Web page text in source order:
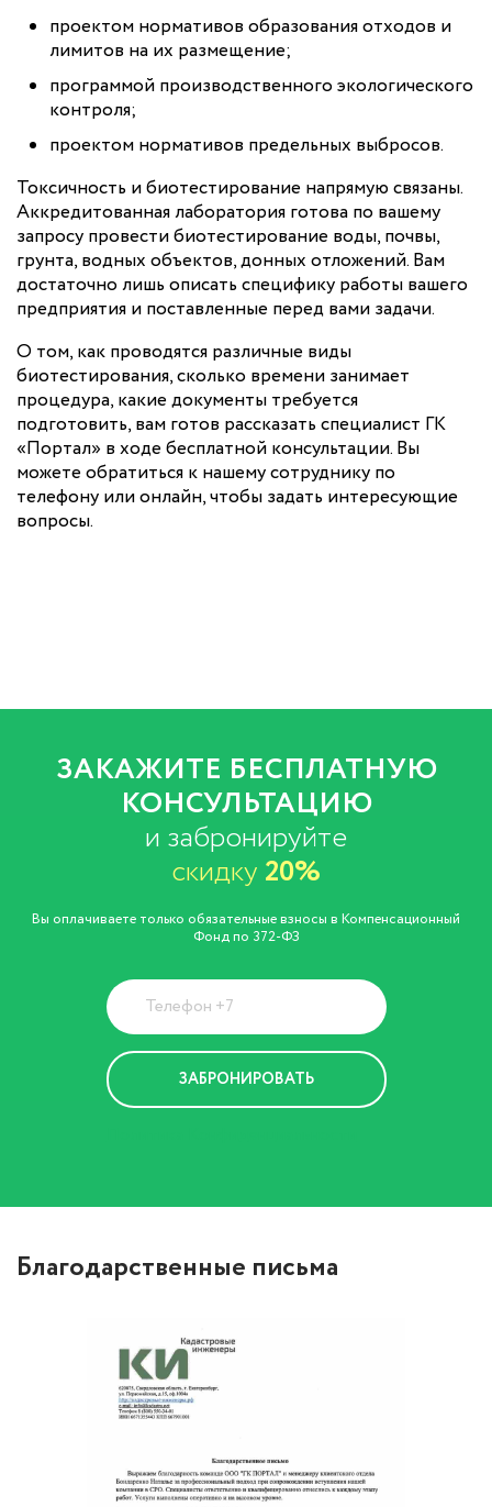
проектом нормативов образования отходов и
лимитов на их размещение;
программой производственного экологического
контроля;
проектом нормативов предельных выбросов.
Токсичность и биотестирование напрямую связаны.
Аккредитованная лаборатория готова по вашему
запросу провести биотестирование воды, почвы,
грунта, водных объектов, донных отложений. Вам
достаточно лишь описать специфику работы вашего
предприятия и поставленные перед вами задачи.
О том, как проводятся различные виды
биотестирования, сколько времени занимает
процедура, какие документы требуется
подготовить, вам готов рассказать специалист ГК
«Портал» в ходе бесплатной консультации. Вы
можете обратиться к нашему сотруднику по
телефону или онлайн, чтобы задать интересующие
вопросы.
ЗАКАЖИТЕ БЕСПЛАТНУЮ
КОНСУЛЬТАЦИЮ
и забронируйте
скидку 20%
Вы оплачиваете только обязательные взносы в Компенсационный
Фонд по 372-ФЗ
Благодарственные письма